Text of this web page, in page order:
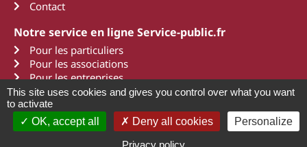
Contact
Notre service en ligne Service-public.fr
Pour les particuliers
Pour les associations
Pour les entreprises
2011 - 2022 Montpezat d'AgenaisMentions légales
Une création Art Média Communication
This site uses cookies and gives you control over what you want
to activate
OK, accept all
Deny all cookies
Personalize
Privacy policy